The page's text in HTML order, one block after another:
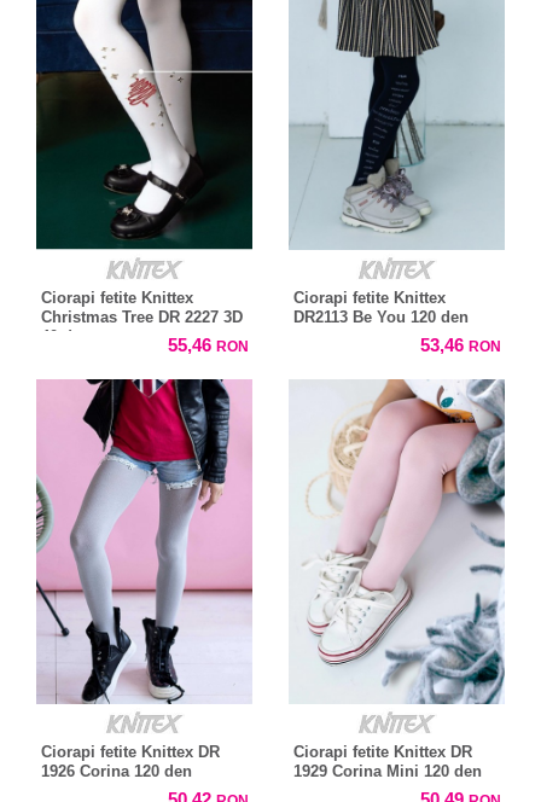
Ciorapi fetite Knittex
Christmas Tree DR 2227 3D
40 den
55,46 RON
Ciorapi fetite Knittex
DR2113 Be You 120 den
53,46 RON
Ciorapi fetite Knittex DR
1926 Corina 120 den
Ciorapi fetite Knittex DR
1929 Corina Mini 120 den